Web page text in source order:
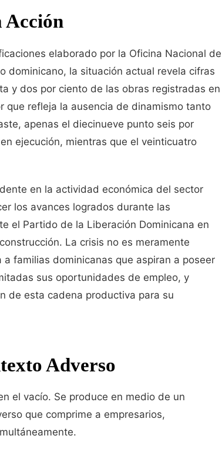
Acción
elaborado por la Oficina Nacional de
dominicano, la situación actual revela cifras
y dos por ciento de las obras registradas en
que refleja la ausencia de dinamismo tanto
apenas el diecinueve punto seis por
ejecución, mientras que el veinticuatro
en la actividad económica del sector
los avances logrados durante las
el Partido de la Liberación Dominicana en
La crisis no es meramente
familias dominicanas que aspiran a poseer
sus oportunidades de empleo, y
de esta cadena productiva para su
Adverso
el vacío. Se produce en medio de un
que comprime a empresarios,